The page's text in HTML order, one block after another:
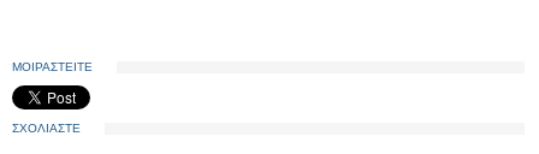
ΜΟΙΡΑΣΤΕΙΤΕ
ΣΧΟΛΙΑΣΤΕ